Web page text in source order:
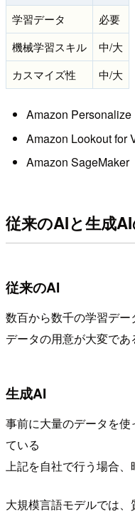
学習データ
必要
機械学習スキル
中/大
カスマイズ性
中/大
Amazon Personalize
Amazon Lookout for
Amazon SageMaker
従来のAIと生成
従来のAI
数百から数千の学習デー
データの用意が大変であ
生成AI
事前に大量のデータを
ている
上記を自社で行う場合
大規模言語モデルでは